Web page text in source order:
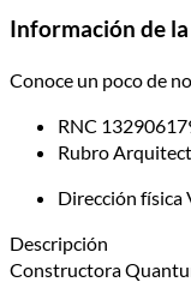
Información de
Conoce un poco de
RNC
Rubro
Dirección física
Descripción
Constructora